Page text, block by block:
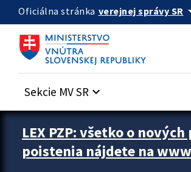
Preskocit na hlavný obsah
Oficiálna stránka verejnej správy SR
Sekcie MV SR keyboard_arrow_down
Zastavit automatický posun upútavok
LEX PZP: všetko o
poistenia nájdete na